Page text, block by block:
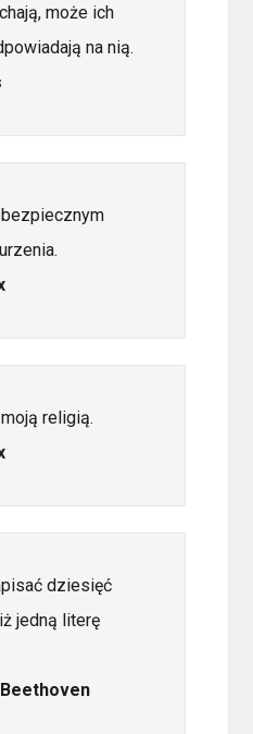
może ich
na nią.
religią.
dziesięć
jedną literę